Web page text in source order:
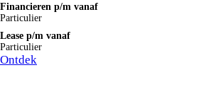
Financieren p/m vanaf
Particulier
Lease p/m vanaf
Particulier
Ontdek